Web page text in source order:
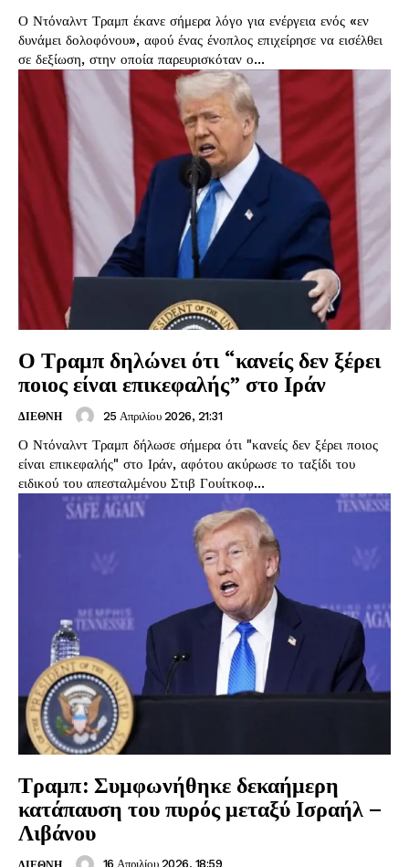
Ο Ντόναλντ Τραμπ έκανε σήμερα λόγο για ενέργεια ενός «εν
δυνάμει δολοφόνου», αφού ένας ένοπλος επιχείρησε να εισέλθει
σε δεξίωση, στην οποία παρευρισκόταν ο...
Ο Τραμπ δηλώνει ότι “κανείς δεν ξέρει
ποιος είναι επικεφαλής” στο Ιράν
ΔΙΕΘΝΗ 25 Απριλίου 2026, 21:31
Ο Ντόναλντ Τραμπ δήλωσε σήμερα ότι "κανείς δεν ξέρει ποιος
είναι επικεφαλής" στο Ιράν, αφότου ακύρωσε το ταξίδι του
ειδικού του απεσταλμένου Στιβ Γουίτκοφ...
Τραμπ: Συμφωνήθηκε δεκαήμερη
κατάπαυση του πυρός μεταξύ Ισραήλ –
Λιβάνου
16 Απριλίου 2026, 18:59